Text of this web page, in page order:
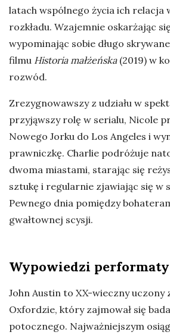
latach wspólnego życia ich relacja
rozkładu. Wzajemnie oskarżając
wypominając sobie długo
filmu Historia małżeńska(2019) w
rozwód.
Zrezygnowawszy z udziału w
przyjąwszy rolę w serialu, Nicole
Nowego Jorku do Los Angeles i
prawniczkę. Charlie podróżuje
dwoma miastami, starając się
sztukę i regularnie zjawiając się w
Pewnego dnia pomiędzy
gwałtownej scysji.
Wypowiedzi
John Austin to XX-wieczny
Oxfordzie, który zajmował się
potocznego. Najważniejszym